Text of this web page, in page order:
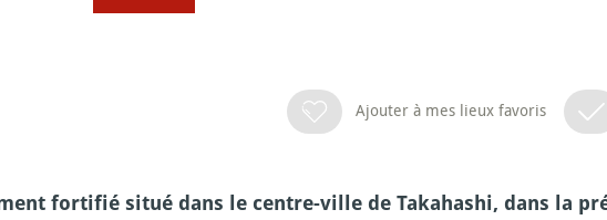
Ajouter à mes lieux favoris
fortifié situé dans le centre-ville de Takahashi, dans la